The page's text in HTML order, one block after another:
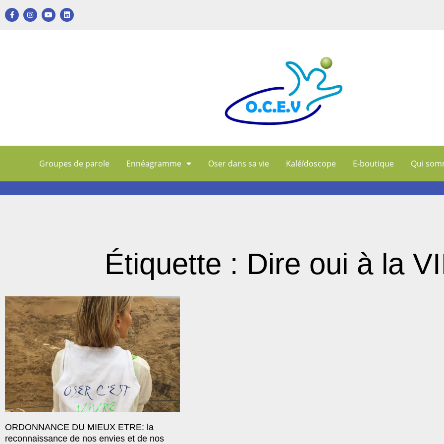
Groupes de parole Ennéagramme Oser dans sa vie Kaléïdoscope E-boutique Qui
Étiquette : Dire oui à la
ORDONNANCE DU MIEUX ETRE: la
reconnaissance de nos envies et de nos